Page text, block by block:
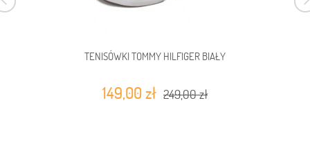
TENISÓWKI TOMMY HILFIGER BIAŁY
149,00 zł 249,00 zł